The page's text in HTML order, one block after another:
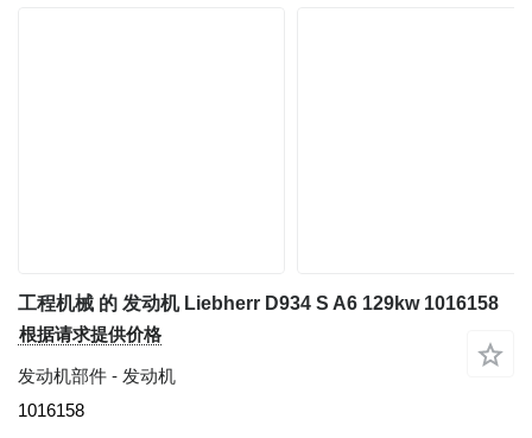
工程机械 的 发动机 Liebherr D934 S A6 129kw 1016158
根据请求提供价格
发动机部件 - 发动机
1016158